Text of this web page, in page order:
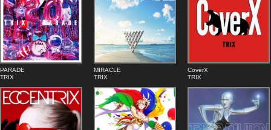
PARADE
TRIX
MIRACLE
TRIX
CoverX
TRIX